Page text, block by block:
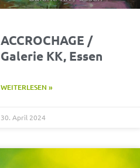
ACCROCHAGE /
Galerie KK, Essen
WEITERLESEN »
30. April 2024